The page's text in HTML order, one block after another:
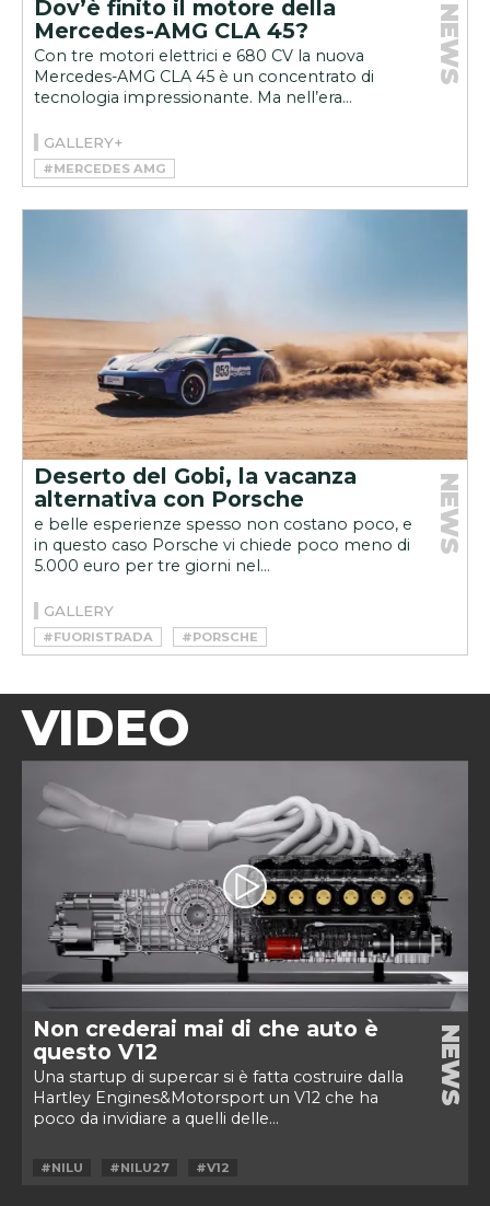
Dov’è finito il motore della
Mercedes-AMG CLA 45?
Con tre motori elettrici e 680 CV la nuova
Mercedes-AMG CLA 45 è un concentrato di
tecnologia impressionante. Ma nell’era...
NEWS
GALLERY+
#MERCEDES AMG
#MERCEDES-AMG CLA 45 4MATIC+
Deserto del Gobi, la vacanza
alternativa con Porsche
e belle esperienze spesso non costano poco, e
in questo caso Porsche vi chiede poco meno di
5.000 euro per tre giorni nel...
NEWS
GALLERY
#FUORISTRADA #PORSCHE
VIDEO
Non crederai mai di che auto è
questo V12
Una startup di supercar si è fatta costruire dalla
Hartley Engines&Motorsport un V12 che ha
poco da invidiare a quelli delle...
NEWS
#NILU #NILU27 #V12